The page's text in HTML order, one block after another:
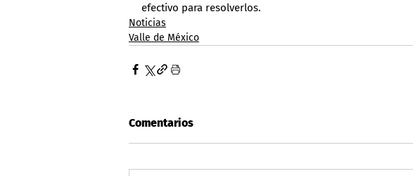
efectivo para resolverlos.
Noticias
Valle de México
Comentarios